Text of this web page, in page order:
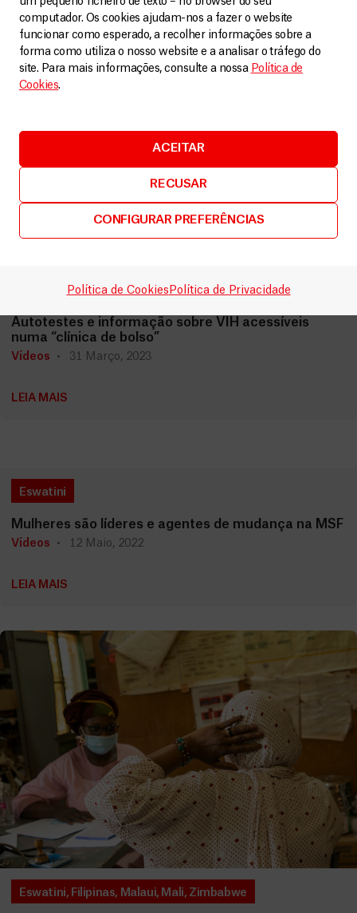
computador. Os cookies ajudam-nos a fazer o website
funcionar como esperado, a recolher informações sobre a
forma como utiliza o nosso website e a analisar o tráfego do
site. Para mais informações, consulte a nossa Política de
Cookies.
ACEITAR
RECUSAR
CONFIGURAR PREFERÊNCIAS
Política de Cookies Política de Privacidade
Autotestes e informação sobre VIH acessíveis
numa “clínica de bolso”
Vídeos 31 Março, 2023
LEIA MAIS
Eswatini
Mulheres são líderes e agentes de mudança na MSF
Vídeos 12 Maio, 2022
LEIA MAIS
Eswatini, Filipinas, Malaui, Mali, Zimbabwe